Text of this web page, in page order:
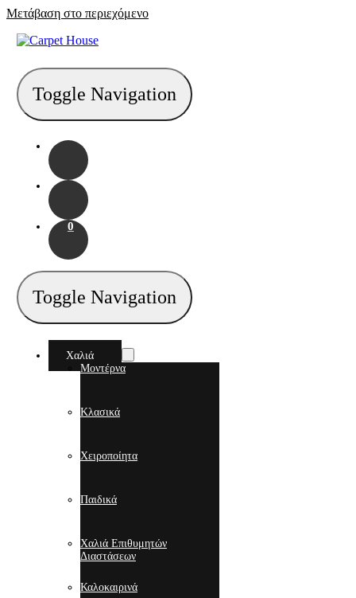
Μετάβαση στο περιεχόμενο
Toggle Navigation
0
Toggle Navigation
Χαλιά
Μοντέρνα
Κλασικά
Χειροποίητα
Παιδικά
Χαλιά Επιθυμητών
Διαστάσεων
Καλοκαιρινά